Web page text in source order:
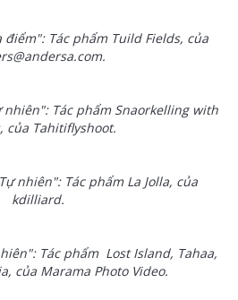
điểm": Tác phẩm Tuild Fields, của
nhiên": Tác phẩm Snaorkelling with
của Tahitiflyshoot.
nhiên": Tác phẩm La Jolla, của
kdilliard.
Tác phẩm Lost Island, Tahaa,
của Marama Photo Video.